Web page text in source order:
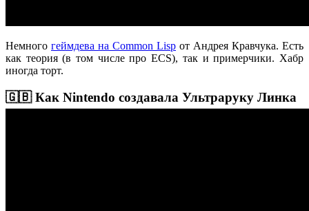
Немного геймдева на Common Lisp от Андрея Кравчука. Есть
как теория (в том числе про ECS), так и примерчики. Хабр
иногда торт.
🇬🇧 Как Nintendo создавала Ультраруку Линка